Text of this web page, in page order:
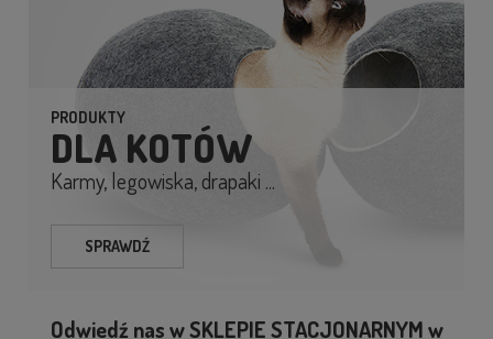
PRODUKTY
DLA KOTÓW
Karmy, legowiska, drapaki ...
SPRAWDŹ
Odwiedź nas w SKLEPIE STACJONARNYM w